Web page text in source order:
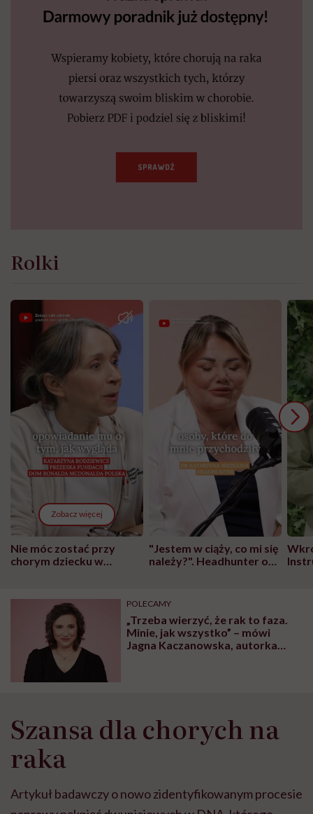
Rolki
Zobacz więcej
Nie móc zostać przy
chorym dziecku w
może chyba tylko
głupota i brak
wyobraźni"
"Jestem w ciąży, co mi się
należy?". Headhunter o
pracy
POLECAMY
„Trzeba wierzyć, że rak to faza.
Minie, jak wszystko” – mówi
Jagna Kaczanowska, autorka
Szansa dla chorych na
raka
Artykuł badawczy o nowozidentyfikowanym procesie